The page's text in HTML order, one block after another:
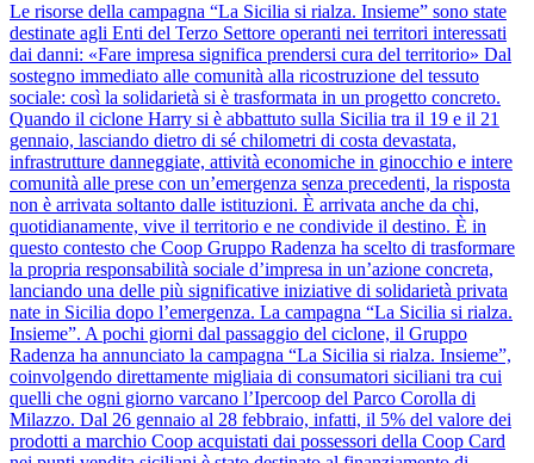
Le risorse della campagna “La Sicilia si rialza. Insieme” sono state
destinate agli Enti del Terzo Settore operanti nei territori interessati
dai danni: «Fare impresa significa prendersi cura del territorio» Dal
sostegno immediato alle comunità alla ricostruzione del tessuto
sociale: così la solidarietà si è trasformata in un progetto concreto.
Quando il ciclone Harry si è abbattuto sulla Sicilia tra il 19 e il 21
gennaio, lasciando dietro di sé chilometri di costa devastata,
infrastrutture danneggiate, attività economiche in ginocchio e intere
comunità alle prese con un’emergenza senza precedenti, la risposta
non è arrivata soltanto dalle istituzioni. È arrivata anche da chi,
quotidianamente, vive il territorio e ne condivide il destino. È in
questo contesto che Coop Gruppo Radenza ha scelto di trasformare
la propria responsabilità sociale d’impresa in un’azione concreta,
lanciando una delle più significative iniziative di solidarietà privata
nate in Sicilia dopo l’emergenza. La campagna “La Sicilia si rialza.
Insieme”. A pochi giorni dal passaggio del ciclone, il Gruppo
Radenza ha annunciato la campagna “La Sicilia si rialza. Insieme”,
coinvolgendo direttamente migliaia di consumatori siciliani tra cui
quelli che ogni giorno varcano l’Ipercoop del Parco Corolla di
Milazzo. Dal 26 gennaio al 28 febbraio, infatti, il 5% del valore dei
prodotti a marchio Coop acquistati dai possessori della Coop Card